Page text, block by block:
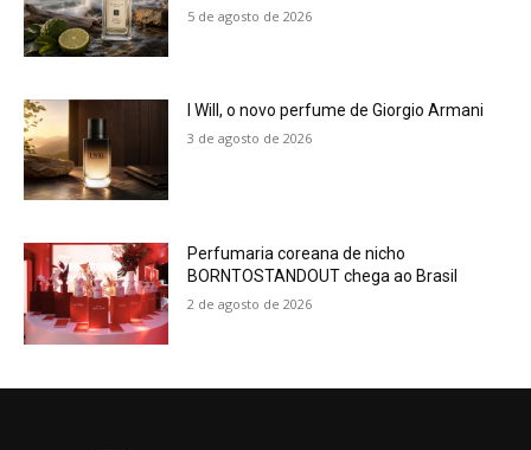
5 de agosto de 2026
I Will, o novo perfume de Giorgio Armani
3 de agosto de 2026
Perfumaria coreana de nicho
BORNTOSTANDOUT chega ao Brasil
2 de agosto de 2026